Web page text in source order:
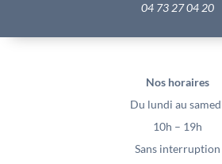
04 73 27 04 20
Nos horaires
Du lundi au
10h – 19h
Sans interruption